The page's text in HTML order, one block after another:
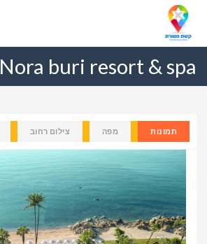
Nora buri resort & spa
תמונות מפה צילום רחוב